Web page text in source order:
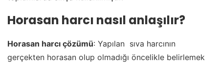
Horasan harcı nasıl anlaşılır?
Horasan harcı çözümü: Yapılan sıva harcının
gerçekten horasan olup olmadığı öncelikle belirlemek